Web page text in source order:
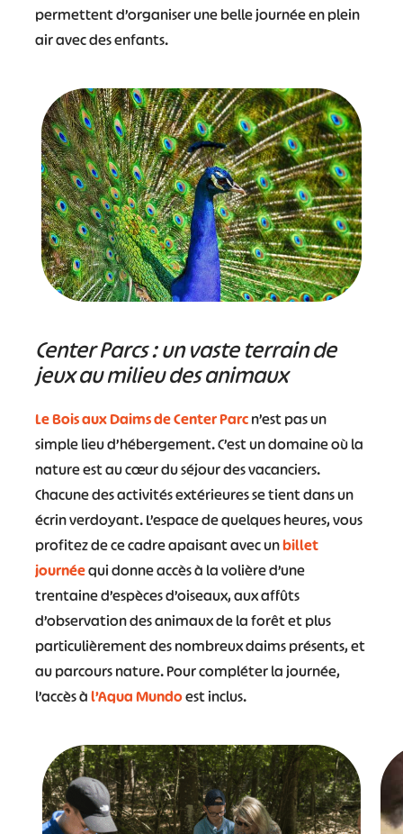
permettent d’organiser une belle journée en plein
air avec des enfants.
Center Parcs : un vaste terrain de
jeux au milieu des animaux
Le Bois aux Daims de Center Parcn’est pas un
simple lieu d’hébergement. C’est un domaine où la
nature est au cœur du séjour des vacanciers.
Chacune des activités extérieures se tient dans un
écrin verdoyant. L’espace de quelques heures, vous
profitez de ce cadre apaisant avec unbillet
journéequi donne accès à la volière d’une
trentaine d’espèces d’oiseaux, aux affûts
d’observation des animaux de la forêt et plus
particulièrement des nombreux daims présents, et
au parcours nature. Pour compléter la journée,
l’accès àl’Aqua Mundoest inclus.